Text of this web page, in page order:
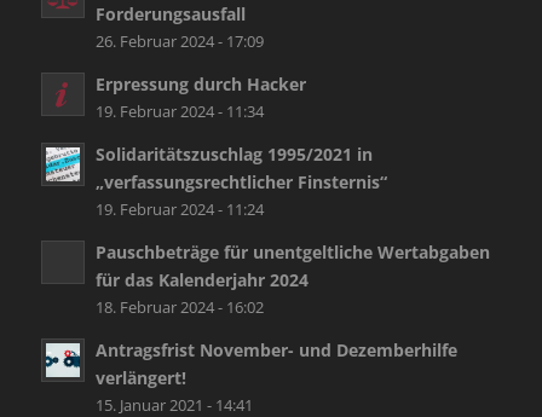
Forderungsausfall
26. Februar 2024 - 17:09
Erpressung durch Hacker
19. Februar 2024 - 11:34
Solidaritätszuschlag 1995/2021 in
„verfassungsrechtlicher Finsternis“
19. Februar 2024 - 11:24
Pauschbeträge für unentgeltliche Wertabgaben
für das Kalenderjahr 2024
18. Februar 2024 - 16:02
Antragsfrist November- und Dezemberhilfe
verlängert!
15. Januar 2021 - 14:41